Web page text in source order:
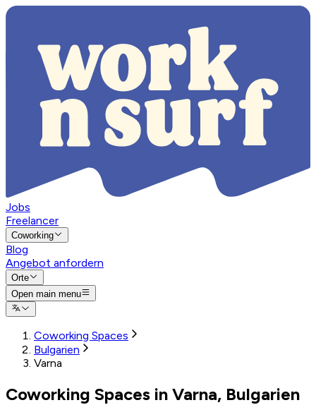
Jobs
Freelancer
Coworking
Blog
Angebot anfordern
Orte
Open main menu
Coworking Spaces
Bulgarien
Varna
Coworking Spaces in Varna, Bulgarien